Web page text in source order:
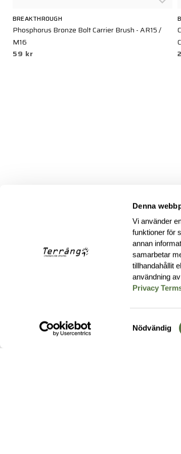
Denna
Vi använder
funktioner för
annan
samarbetar
tillhandahållit
användning
Privacy
Samtyckesval
Nödvändig
BREAKTHROUGH
Phosphorus Bronze Bolt Carrier Brush - AR15 /
M16
59 kr